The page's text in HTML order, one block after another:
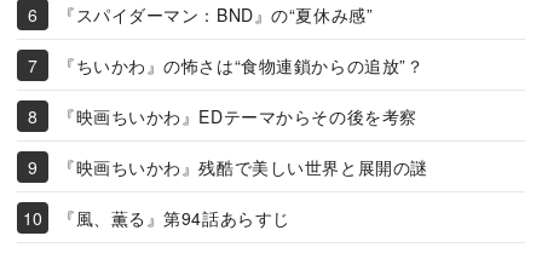
『スパイダーマン：BND』の“夏休み感”
『ちいかわ』の怖さは“食物連鎖からの追放”？
『映画ちいかわ』EDテーマからその後を考察
『映画ちいかわ』残酷で美しい世界と展開の謎
『風、薫る』第94話あらすじ